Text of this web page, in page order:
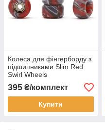
Колеса для фінгерборду з
підшипниками Slim Red
Swirl Wheels
395 ₴/комплект
Купити